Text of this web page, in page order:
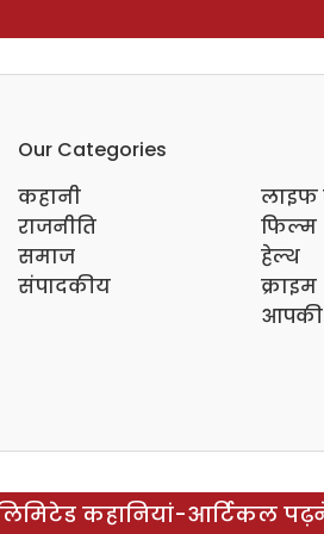
Our Categories
कहानी
राजनीति
समाज
संपादकीय
लाइफ
फिल्म
हेल्थ
क्राइम
आपकी
कहानियां-आर्टिकल